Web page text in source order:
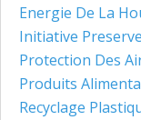
Energie De La
Initiative
Protection Des
Produits
Recyclage